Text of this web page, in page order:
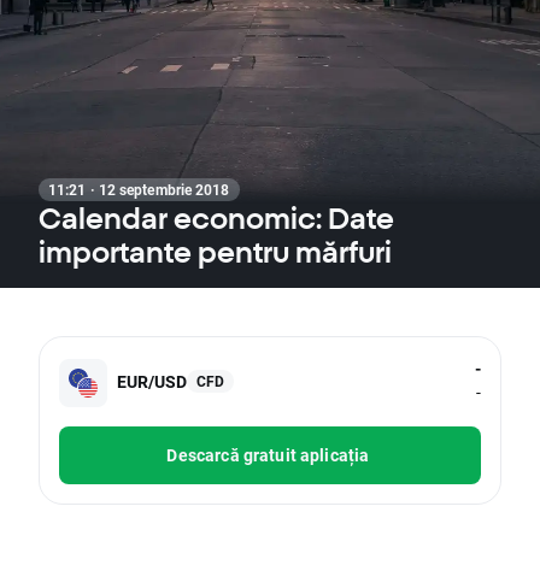
11:21 · 12 septembrie 2018
Calendar economic: Date
importante pentru mărfuri
EUR/USD CFD
-
-
Descarcă gratuit aplicația